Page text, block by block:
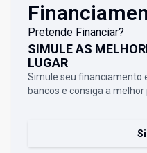
Pretende Financiar?
SIMULE AS
LUGAR
Simule seu financiamento
bancos e consiga a melhor